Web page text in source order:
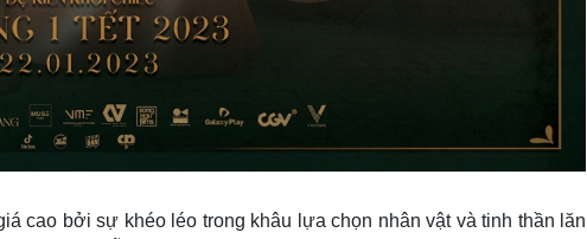
cao bởi sự khéo léo trong khâu lựa chọn nhân vật và tinh thần lăn